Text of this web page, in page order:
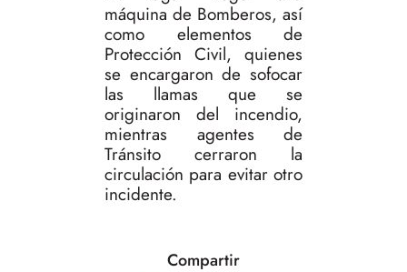
máquina de Bomberos, así
como elementos de
Protección Civil, quienes
se encargaron de sofocar
las llamas que se
originaron del incendio,
mientras agentes de
Tránsito cerraron la
circulación para evitar otro
incidente.
Compartir